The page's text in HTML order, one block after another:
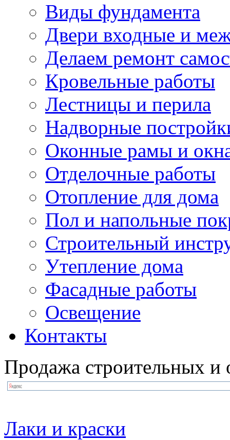
Виды фундамента
Двери входные и
Делаем ремонт
Кровельные работы
Лестницы и перила
Надворные
Оконные рамы и
Отделочные работы
Отопление для дома
Пол и напольные
Строительный
Утепление дома
Фасадные работы
Освещение
Контакты
Продажа строительных и
Лаки и краски